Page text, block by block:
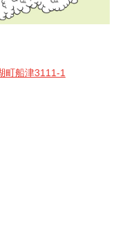
町船津3111-1